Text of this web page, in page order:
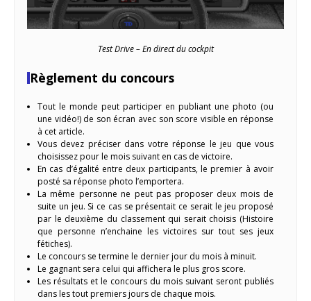
Test Drive – En direct du cockpit
Règlement du concours
Tout le monde peut participer en publiant une photo (ou
une vidéo!) de son écran avec son score visible en réponse
à cet article.
Vous devez préciser dans votre réponse le jeu que vous
choisissez pour le mois suivant en cas de victoire.
En cas d’égalité entre deux participants, le premier à avoir
posté sa réponse photo l’emportera.
La même personne ne peut pas proposer deux mois de
suite un jeu. Si ce cas se présentait ce serait le jeu proposé
par le deuxième du classement qui serait choisis (Histoire
que personne n’enchaine les victoires sur tout ses jeux
fétiches).
Le concours se termine le dernier jour du mois à minuit.
Le gagnant sera celui qui affichera le plus gros score.
Les résultats et le concours du mois suivant seront publiés
dans les tout premiers jours de chaque mois.